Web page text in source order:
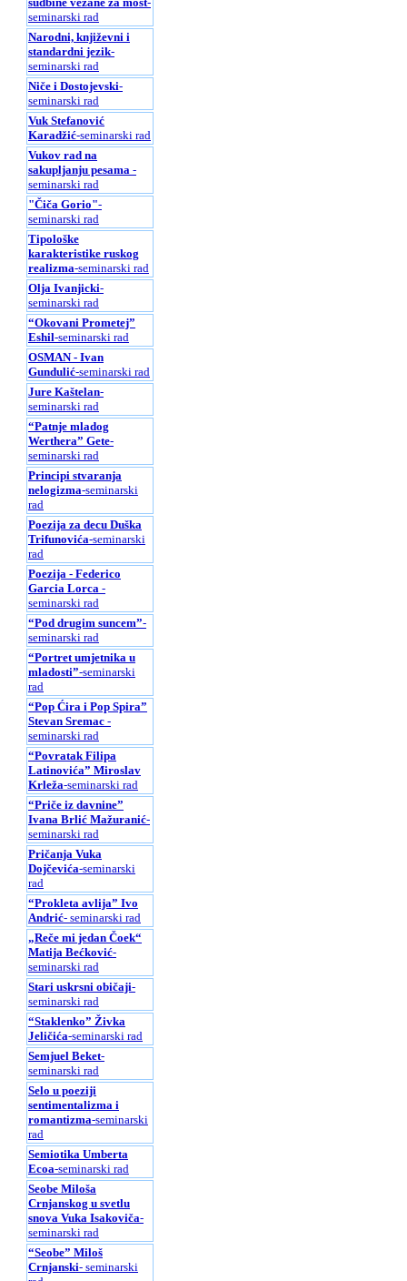
seminarski rad
Narodni, književni i
standardni jezik-
seminarski rad
Niče i Dostojevski-
seminarski rad
Vuk Stefanović
Karadžić-seminarski rad
Vukov rad na
sakupljanju pesama -
seminarski rad
"Čiča Gorio"-
seminarski rad
Tipološke
karakteristike ruskog
realizma-seminarski rad
Olja Ivanjicki-
seminarski rad
“Okovani Prometej”
Eshil-seminarski rad
OSMAN - Ivan
Gundulić-seminarski rad
Jure Kaštelan-
seminarski rad
“Patnje mladog
Werthera” Gete-
seminarski rad
Principi stvaranja
nelogizma-seminarski
rad
Poezija za decu Duška
Trifunovića-seminarski
rad
Poezija - Federico
Garcia Lorca -
seminarski rad
“Pod drugim suncem”-
seminarski rad
“Portret umjetnika u
mladosti”-seminarski
rad
“Pop Ćira i Pop Spira”
Stevan Sremac -
seminarski rad
“Povratak Filipa
Latinovića” Miroslav
Krleža-seminarski rad
“Priče iz davnine”
Ivana Brlić Mažuranić-
seminarski rad
Pričanja Vuka
Dojčevića-seminarski
rad
“Prokleta avlija” Ivo
Andrić- seminarski rad
„Reče mi jedan Čoek“
Matija Bećković-
seminarski rad
Stari uskrsni običaji-
seminarski rad
“Staklenko” Živka
Jeličića-seminarski rad
Semjuel Beket-
seminarski rad
Selo u poeziji
sentimentalizma i
romantizma-seminarski
rad
Semiotika Umberta
Ecoa-seminarski rad
Seobe Miloša
Crnjanskog u svetlu
snova Vuka Isakoviča-
seminarski rad
“Seobe” Miloš
Crnjanski- seminarski